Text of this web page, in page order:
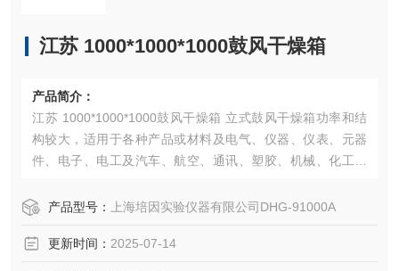
江苏 1000*1000*1000鼓风干燥箱
产品简介：
江苏 1000*1000*1000鼓风干燥箱 立式鼓风干燥箱功率和结
构较大，适用于各种产品或材料及电气、仪器、仪表、元器
件、电子、电工及汽车、航空、通讯、塑胶、机械、化工、
温适应性试验。
产品型号： 上海培因实验仪器有限公司DHG-91000A
更新时间： 2025-07-14